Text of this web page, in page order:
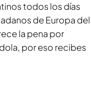
todos los días
de Europa del
la pena por
por eso recibes